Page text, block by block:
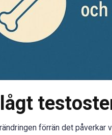
förrän det påverkar